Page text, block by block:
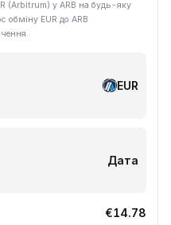
(Arbitrum) у ARB на будь-яку
обміну EUR до ARB
EUR
Дата
€14.78